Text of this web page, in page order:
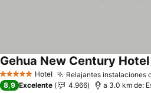
5 Estrellas Hotel Relajantes instalaciones
Gehua New Century Hotel
8,9 Excelente 4.966 a 3.0 km de: